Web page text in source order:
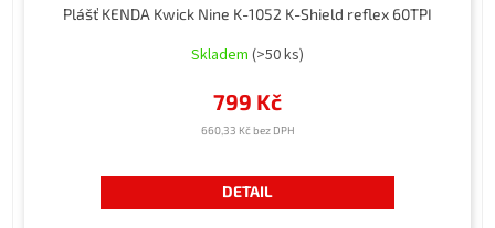
Plášť KENDA Kwick Nine K-1052 K-Shield reflex 60TPI
Skladem (>50 ks)
660,33 Kč bez DPH
799 Kč
DETAIL